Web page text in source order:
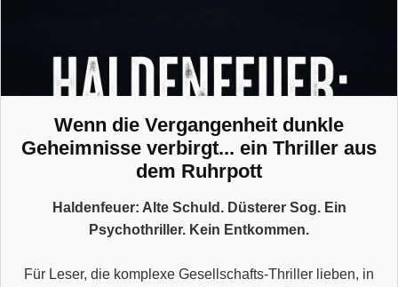
Wenn die Vergangenheit dunkle
Geheimnisse verbirgt... ein Thriller aus
dem Ruhrpott
Haldenfeuer: Alte Schuld. Düsterer Sog. Ein
Psychothriller. Kein Entkommen.
Für Leser, die komplexe Gesellschafts-Thriller lieben, in